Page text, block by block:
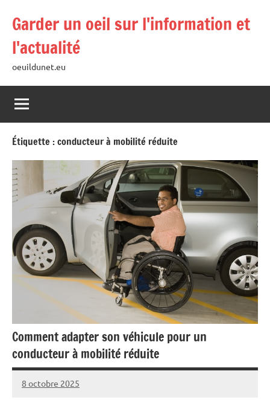
contenu
Garder un oeil sur l'information et
l'actualité
oeuildunet.eu
Étiquette :conducteur à mobilité réduite
Comment adapter son véhicule pour un
conducteur à mobilité réduite
8 octobre 2025
Marise
Aucun